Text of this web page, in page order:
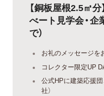
【銅板屋根2.5㎡
べート見学会・企
で）
お礼のメッセージを
コレクター限定UP
公式HPに建築応援団
社）